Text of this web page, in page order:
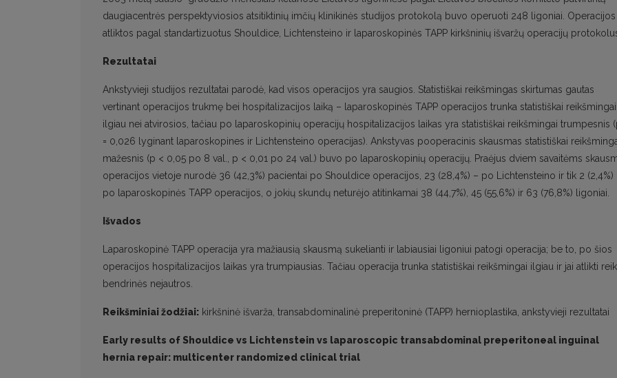
daugiacentrės perspektyviosios atsitiktinių imčių klinikinės studijos protokolą buvo operuoti 248 ligoniai. Operacijos
atliktos pagal standartizuotus Shouldice, Lichtensteino ir laparoskopinės TAPP kirkšninių išvaržų operacijų
Rezultatai
Ankstyvieji studijos rezultatai parodė, kad visos operacijos yra saugios. Statistiškai reikšmingas skirtumas gautas
vertinant operacijos trukmę bei hospitalizacijos laiką – laparoskopinės TAPP operacijos trunka statistiškai reikšmingai
ilgiau nei atvirosios, tačiau po laparoskopinių operacijų hospitalizacijos laikas yra statistiškai reikšmingai trumpesnis
= 0,026 lyginant laparoskopines ir Lichtensteino operacijas). Ankstyvas pooperacinis skausmas statistiškai
mažesnis (p < 0,05 po 8 val., p < 0,01 po 24 val.) buvo po laparoskopinių operacijų. Praėjus dviem savaitėms
operacijos vietoje nurodė 36 (42,3%) pacientai po Shouldice operacijos, 23 (28,4%) – po Lichtensteino ir tik 2 (2,4%)
po laparoskopinės TAPP operacijos, o jokių skundų neturėjo atitinkamai 38 (44,7%), 45 (55,6%) ir 63 (76,8%) ligoniai.
Išvados
Laparoskopinė TAPP operacija yra mažiausią skausmą sukelianti ir labiausiai ligoniui patogi operacija; be to, po šios
operacijos hospitalizacijos laikas yra trumpiausias. Tačiau operacija trunka statistiškai reikšmingai ilgiau ir jai atlikti
bendrinės nejautros.
Reikšminiai žodžiai: kirkšninė išvarža, transabdominalinė preperitoninė (TAPP) hernioplastika, ankstyvieji rezultatai
Early results of Shouldice vs Lichtenstein vs laparoscopic transabdominal preperitoneal inguinal
hernia repair: multicenter randomized clinical trial